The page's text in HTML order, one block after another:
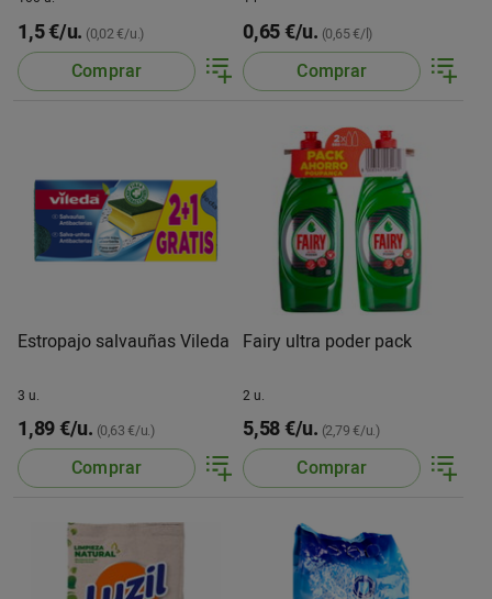
1,5 €/u. (0,02 €/u.)
Comprar
0,65 €/u. (0,65 €/l)
Comprar
Estropajo salvauñas Vileda
3 u.
1,89 €/u. (0,63 €/u.)
Comprar
Fairy ultra poder pack
2 u.
5,58 €/u. (2,79 €/u.)
Comprar